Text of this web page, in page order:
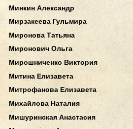
Минкин Александр
Мирзакеева Гульмира
Миронова Татьяна
Миронович Ольга
Мирошниченко Виктория
Митина Елизавета
Митрофанова Елизавета
Михайлова Наталия
Мишуринская Анастасия